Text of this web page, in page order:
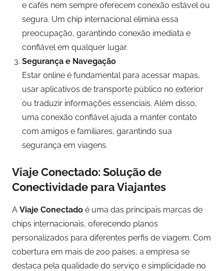
e cafés nem sempre oferecem conexão estável ou
segura. Um chip internacional elimina essa
preocupação, garantindo conexão imediata e
confiável em qualquer lugar.
Segurança e Navegação
Estar online é fundamental para acessar mapas,
usar aplicativos de transporte público no exterior
ou traduzir informações essenciais. Além disso,
uma conexão confiável ajuda a manter contato
com amigos e familiares, garantindo sua
segurança em viagens.
Viaje Conectado: Solução de
Conectividade para Viajantes
A Viaje Conectado é uma das principais marcas de
chips internacionais, oferecendo planos
personalizados para diferentes perfis de viagem. Com
cobertura em mais de 200 países, a empresa se
destaca pela qualidade do serviço e simplicidade no